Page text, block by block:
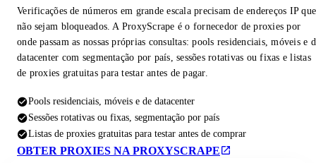
Verificações de números em grande escala precisam de endereços IP que
não sejam bloqueados. A ProxyScrape é o fornecedor de proxies por
onde passam as nossas próprias consultas: pools residenciais, móveis e
datacenter com segmentação por país, sessões rotativas ou fixas e listas
de proxies gratuitas para testar antes de pagar.
Pools residenciais, móveis e de datacenter
Sessões rotativas ou fixas, segmentação por país
Listas de proxies gratuitas para testar antes de comprar
OBTER PROXIES NA PROXYSCRAPE